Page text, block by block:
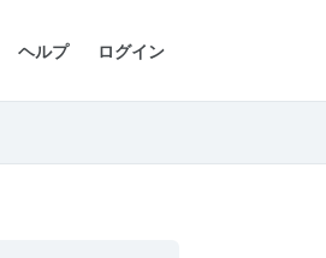
ヘルプ ログイン